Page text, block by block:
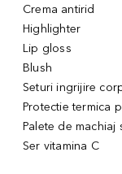
Crema antirid
Highlighter
Lip gloss
Blush
Seturi ingrijire
Protectie termica
Palete de machiaj
Ser vitamina C